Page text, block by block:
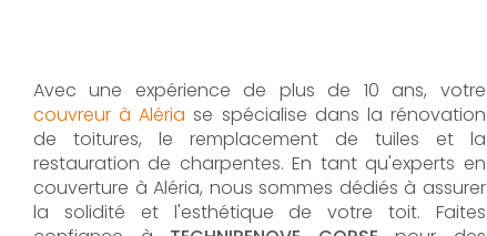
Avec une expérience de plus de 10 ans, votre
couvreur à Aléria se spécialise dans la rénovation
de toitures, le remplacement de tuiles et la
restauration de charpentes. En tant qu'experts en
couverture à Aléria, nous sommes dédiés à assurer
la solidité et l'esthétique de votre toit. Faites